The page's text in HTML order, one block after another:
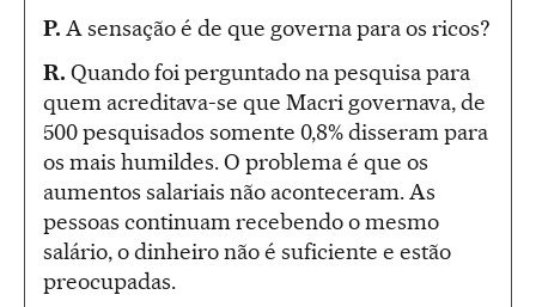
P. A sensação é de que governa para os ricos?
R. Quando foi perguntado na pesquisa para
quem acreditava-se que Macri governava, de
500 pesquisados somente 0,8% disseram para
os mais humildes. O problema é que os
aumentos salariais não aconteceram. As
pessoas continuam recebendo o mesmo
salário, o dinheiro não é suficiente e estão
preocupadas.